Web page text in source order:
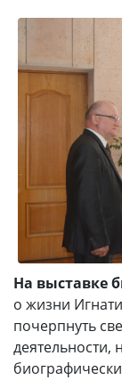
На выставке
о жизни
почерпнуть
деятельности,